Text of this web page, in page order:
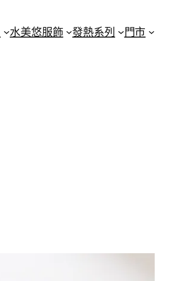
水美悠服飾 發熱系列 門市